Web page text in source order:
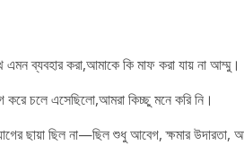
ব্যবহার করা,আমাকে কি মাফ করা যায় না আম্মু।
করে চলে এসেছিলো,আমরা কিচ্ছু মনে করি নি।
ছায়া ছিল না—ছিল শুধু আবেগ, ক্ষমার উদারতা,